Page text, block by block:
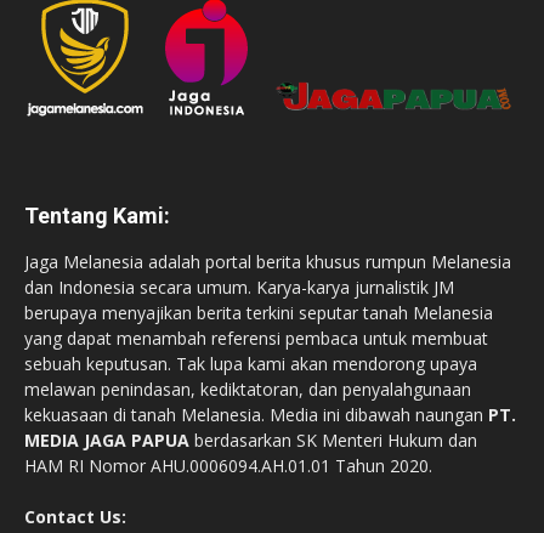
Tentang Kami:
Jaga Melanesia adalah portal berita khusus rumpun Melanesia
dan Indonesia secara umum. Karya-karya jurnalistik JM
berupaya menyajikan berita terkini seputar tanah Melanesia
yang dapat menambah referensi pembaca untuk membuat
sebuah keputusan. Tak lupa kami akan mendorong upaya
melawan penindasan, kediktatoran, dan penyalahgunaan
kekuasaan di tanah Melanesia. Media ini dibawah naungan PT.
MEDIA JAGA PAPUA berdasarkan SK Menteri Hukum dan
HAM RI Nomor AHU.0006094.AH.01.01 Tahun 2020.
Contact Us: